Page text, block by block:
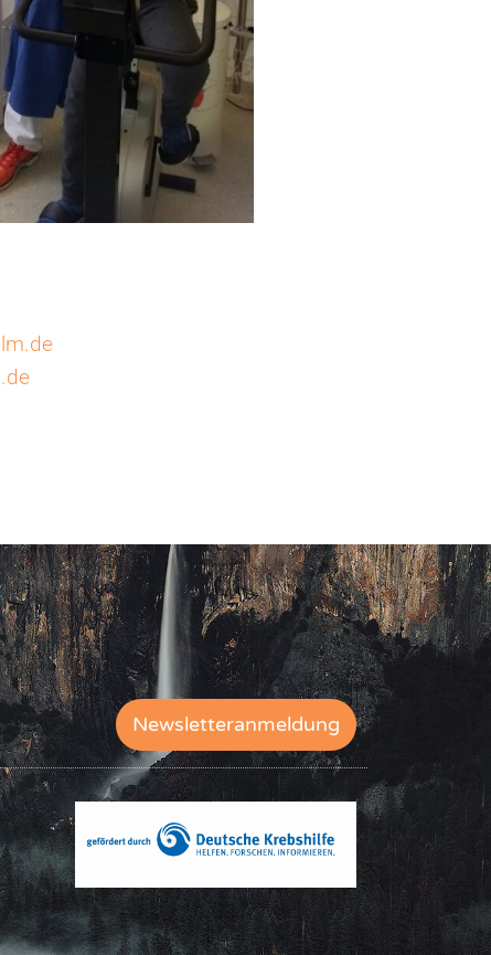
Newsletteranmeldung